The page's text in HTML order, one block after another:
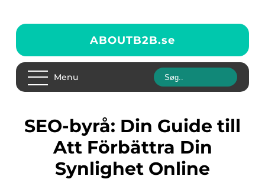
ABOUTB2B.se
Menu
SEO-byrå: Din Guide till
Att Förbättra Din
Synlighet Online